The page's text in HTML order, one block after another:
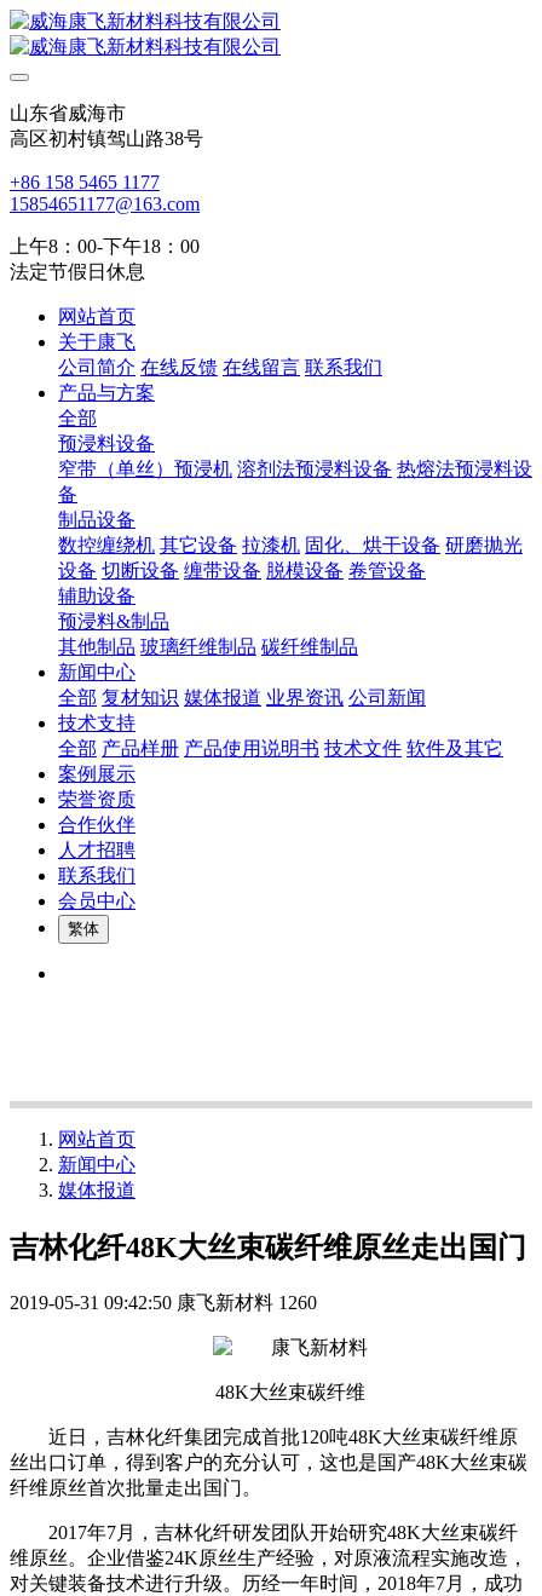
山东省威海市
高区初村镇驾山路38号
+86 158 5465 1177
15854651177@163.com
上午8：00-下午18：00
法定节假日休息
网站首页
关于康飞
公司简介 在线反馈 在线留言 联系我们
产品与方案
全部
预浸料设备
窄带（单丝）预浸机 溶剂法预浸料设备 热熔法预浸料设
备
制品设备
数控缠绕机 其它设备 拉漆机 固化、烘干设备 研磨抛光
设备 切断设备 缠带设备 脱模设备 卷管设备
辅助设备
预浸料&制品
其他制品 玻璃纤维制品 碳纤维制品
新闻中心
全部 复材知识 媒体报道 业界资讯 公司新闻
技术支持
全部 产品样册 产品使用说明书 技术文件 软件及其它
案例展示
荣誉资质
合作伙伴
人才招聘
联系我们
会员中心
繁体
网站首页
新闻中心
媒体报道
吉林化纤48K大丝束碳纤维原丝走出国门
2019-05-31 09:42:50 康飞新材料 1260
48K大丝束碳纤维
近日，吉林化纤集团完成首批120吨48K大丝束碳纤维原
丝出口订单，得到客户的充分认可，这也是国产48K大丝束碳
纤维原丝首次批量走出国门。
2017年7月，吉林化纤研发团队开始研究48K大丝束碳纤
维原丝。企业借鉴24K原丝生产经验，对原液流程实施改造，
对关键装备技术进行升级。历经一年时间，2018年7月，成功